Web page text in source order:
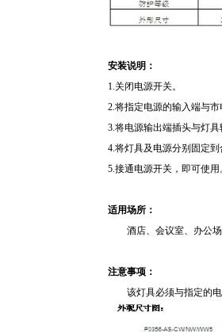
安装说明：
1.关闭电源开关。
2.将指定电源的输入端与
3.将电源输出端插头与灯
4.将灯具及电源分别固定
5.接通电源开关，即可使用
适用场所：
酒店、会议室、办公场
注意事项：
该灯具必须与指定的电